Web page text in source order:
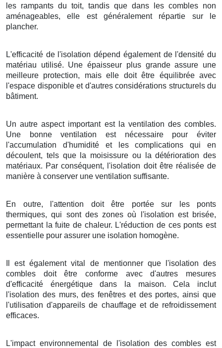
les rampants du toit, tandis que dans les combles non
aménageables, elle est généralement répartie sur le
plancher.
L'efficacité de l'isolation dépend également de l'densité du
matériau utilisé. Une épaisseur plus grande assure une
meilleure protection, mais elle doit être équilibrée avec
l'espace disponible et d'autres considérations structurels du
bâtiment.
Un autre aspect important est la ventilation des combles.
Une bonne ventilation est nécessaire pour éviter
l'accumulation d'humidité et les complications qui en
découlent, tels que la moisissure ou la détérioration des
matériaux. Par conséquent, l'isolation doit être réalisée de
manière à conserver une ventilation suffisante.
En outre, l'attention doit être portée sur les ponts
thermiques, qui sont des zones où l'isolation est brisée,
permettant la fuite de chaleur. L'réduction de ces ponts est
essentielle pour assurer une isolation homogène.
Il est également vital de mentionner que l'isolation des
combles doit être conforme avec d'autres mesures
d'efficacité énergétique dans la maison. Cela inclut
l'isolation des murs, des fenêtres et des portes, ainsi que
l'utilisation d'appareils de chauffage et de refroidissement
efficaces.
L'impact environnemental de l'isolation des combles est